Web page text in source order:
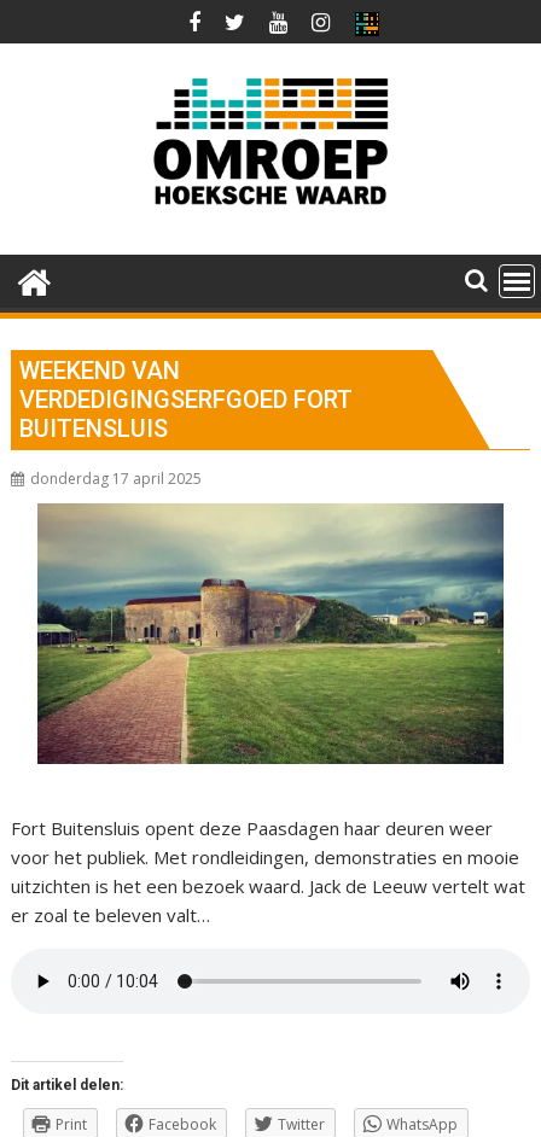
naar
WEEKEND VAN
VERDEDIGINGSERFGOED FORT
BUITENSLUIS
donderdag 17 april 2025
Fort Buitensluis opent deze Paasdagen haar deuren weer
voor het publiek. Met rondleidingen, demonstraties en mooie
uitzichten is het een bezoek waard. Jack de Leeuw vertelt wat
er zoal te beleven valt…
Dit artikel delen:
Print Facebook Twitter WhatsApp